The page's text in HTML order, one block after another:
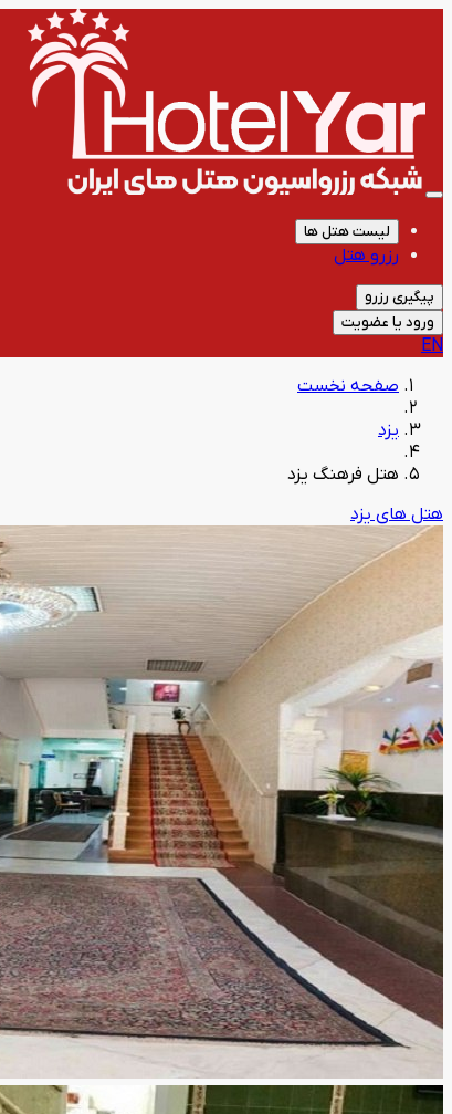
لیست هتل ها
رزرو هتل
پیگیری رزرو
ورود یا عضویت
EN
صفحه نخست
یزد
هتل فرهنگ یزد
هتل های یزد